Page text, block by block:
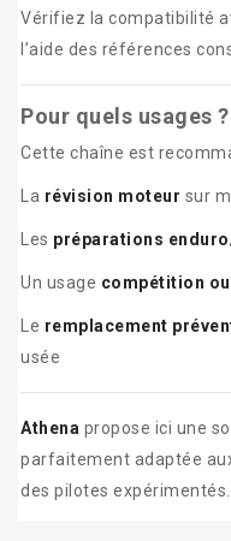
Vérifiez la compatibilité
l’aide des références
Pour quels usages ?
Cette chaîne est
La révision moteur sur
Les préparations
Un usage compétition
Le remplacement
usée
Athena propose ici une
parfaitement adaptée
des pilotes expérimentés.